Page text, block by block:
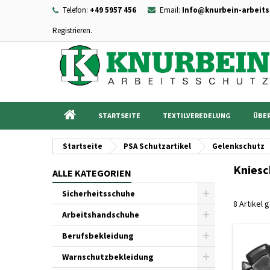
Telefon: +49 5957 456 Email: Info@knurbein-
Registrieren.
STARTSEITE TEXTILVEREDELUNG
Startseite PSA Schutzartikel Gelenkschutz
ALLE KATEGORIEN
Sicherheitsschuhe
Arbeitshandschuhe
Berufsbekleidung
Warnschutzbekleidung
8 Artikel
add_circle_outline